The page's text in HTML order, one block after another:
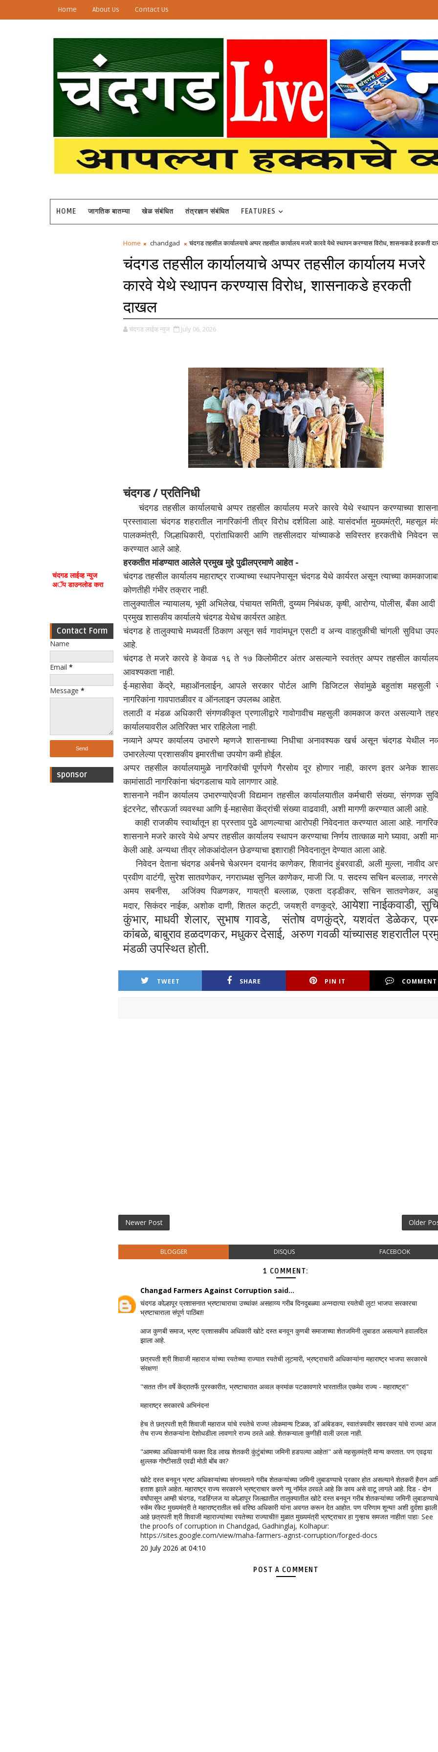
Home About Us Contact Us
HOME जागतिक बातम्या खेळ संबंधित तंत्रज्ञान संबंधित FEATURES
चंदगड लाईव्ह न्युज
अॅप डाउनलोड करा
Contact Form
Name
Email *
Message *
sponsor
Home chandgad चंदगड तहसील कार्यालयाचे अप्पर तहसील कार्यालय मजरे कारवे येथे स्थापन करण्यास विरोध, शासनाकडे हरकती
चंदगड तहसील कार्यालयाचे अप्पर तहसील कार्यालय मजरे
कारवे येथे स्थापन करण्यास विरोध, शासनाकडे हरकती
दाखल
चंदगड लाईव्ह न्युज July 06, 2026
चंदगड / प्रतिनिधी
चंदगड तहसील कार्यालयाचे अप्पर तहसील कार्यालय मजरे कारवे येथे स्थापन करण्याच्या
प्रस्तावाला चंदगड शहरातील नागरिकांनी तीव्र विरोध दर्शविला आहे. यासंदर्भात मुख्यमंत्री, महसूल
पालकमंत्री, जिल्हाधिकारी, प्रांताधिकारी आणि तहसीलदार यांच्याकडे सविस्तर हरकतीचे निवेदन
करण्यात आले आहे.
हरकतीत मांडण्यात आलेले प्रमुख मुद्दे पुढीलप्रमाणे आहेत -
चंदगड तहसील कार्यालय महाराष्ट्र राज्याच्या स्थापनेपासून चंदगड येथे कार्यरत असून त्याच्या
कोणतीही गंभीर तक्रार नाही.
तालुक्यातील न्यायालय, भूमी अभिलेख, पंचायत समिती, दुय्यम निबंधक, कृषी, आरोग्य, पोलीस, बँका आदी
प्रमुख शासकीय कार्यालये चंदगड येथेच कार्यरत आहेत.
चंदगड हे तालुक्याचे मध्यवर्ती ठिकाण असून सर्व गावांमधून एसटी व अन्य वाहतुकीची चांगली सुविधा
आहे.
चंदगड ते मजरे कारवे हे केवळ १६ ते १७ किलोमीटर अंतर असल्याने स्वतंत्र अप्पर तहसील
आवश्यकता नाही.
ई-महासेवा केंद्रे, महाऑनलाईन, आपले सरकार पोर्टल आणि डिजिटल सेवांमुळे बहुतांश महसुली
नागरिकांना गावपातळीवर व ऑनलाइन उपलब्ध आहेत.
तलाठी व मंडळ अधिकारी संगणकीकृत प्रणालीद्वारे गावोगावीच महसुली कामकाज करत असल्याने
कार्यालयावरील अतिरिक्त भार राहिलेला नाही.
नव्याने अप्पर कार्यालय उभारणे म्हणजे शासनाच्या निधीचा अनावश्यक खर्च असून चंदगड येथील
उभारलेल्या प्रशासकीय इमारतीचा उपयोग कमी होईल.
अप्पर तहसील कार्यालयामुळे नागरिकांची पूर्णपणे गैरसोय दूर होणार नाही, कारण इतर अनेक
कामांसाठी नागरिकांना चंदगडलाच यावे लागणार आहे.
शासनाने नवीन कार्यालय उभारण्याऐवजी विद्यमान तहसील कार्यालयातील कर्मचारी संख्या, संगणक
इंटरनेट, सौरऊर्जा व्यवस्था आणि ई-महासेवा केंद्रांची संख्या वाढवावी, अशी मागणी करण्यात आली आहे.
काही राजकीय स्वार्थातून हा प्रस्ताव पुढे आणल्याचा आरोपही निवेदनात करण्यात आला आहे.
शासनाने मजरे कारवे येथे अप्पर तहसील कार्यालय स्थापन करण्याचा निर्णय तात्काळ मागे घ्यावा, अशी
केली आहे. अन्यथा तीव्र लोकआंदोलन छेडण्याचा इशाराही निवेदनातून देण्यात आला आहे.
निवेदन देताना चंदगड अर्बनचे चेअरमन दयानंद काणेकर, शिवानंद हुंबरवाडी, अली मुल्ला, नावीद
प्रवीण वाटंगी, सुरेश सातवणेकर,नगराध्यक्ष सुनिल काणेकर, माजी जि. प. सदस्य सचिन बल्लाळ,
अमय सबनीस,
अजिंक्य पिळणकर, गायत्रीबल्लाळ,एकता दड्डीकर, सचिन सातवणेकर,
मदार, सिकंदर नाईक, अशोक दाणी, शितल कट्टी, जयश्री वणकुद्रे, आयेशा नाईकवाडी,
कुंभार, माधवी शेलार, सुभाष गावडे, संतोष वणकुंद्रे, यशवंत डेळेकर,
कांबळे, बाबुराव हळदणकर, मधुकर देसाई, अरुण गवळी यांच्यासह शहरातील
मंडळी उपस्थित होती.
TWEET SHARE PIN IT COMMENT
Newer Post Older
BLOGGER DISQUS FACEBOOK
1 COMMENT:
Changad Farmers Against Corruption said...
चंदगड कोल्हापूर प्रशासनात भ्रष्टाचाराचा उच्चांक! असहाय्य गरीब दिनदुबळ्या अन्नदात्या रयतेची लुट! भाजपा सरकारचा
भ्रष्टाचाराला संपूर्ण पाठिंबा!!
आज कुणबी समाज, भ्रष्ट प्रशासकीय अधिकारी खोटे दस्त बनवून कुणबी समाजाच्या शेतजमिनी लुबाडत असल्याने हवालदिल
झाला आहे.
छत्रपती श्री शिवाजी महाराज यांच्या रयतेच्या राज्यात रयतेची लूटमारी, भ्रष्ट्राचारी अधिकाऱ्यांना महाराष्ट्र भाजपा सरकारचे
संरक्षण!
"सतत तीन वर्षे केंद्रातर्फे पुरस्कारीत, भ्रष्टाचारात अव्वल क्रमांक पटकावणारे भारतातील एकमेव राज्य - महाराष्ट्र!"
महाराष्ट्र सरकारचे अभिनंदन!
हेच ते छत्रपती श्री शिवाजी महाराज यांचे रयतेचे राज्य! लोकमान्य टिळक, डॉ आंबेडकर, स्वातंत्र्यवीर सावरकर यांचे राज्य! आज
तेच राज्य शेतकऱ्यांना देशोधडीला लावणारे राज्य ठरले आहे. शेतकऱ्याला कुणीही वाली उरला नाही.
"आमच्या अधिकाऱ्यांनी फक्त दिड लाख शेतकरी कुंटुंबांच्या जमिनी हडपल्या आहेत!" असे महसुलमंत्री मान्य करतात. पण एवढ्या
क्षुल्लक गोष्टीसाठी एवढी मोठी बोंब का?
खोटे दस्त बनवून भ्रष्ट अधिकाऱ्यांच्या संगनमताने गरीब शेतकऱ्यांच्या जमिनी लुबाडण्याचे प्रकार होत असल्याने शेतकरी हैरान
हताश झाले आहेत. महाराष्ट्र राज्य सरकारने भ्रष्ट्राचार करणे न्यू नॉर्मल ठरवले आहे कि काय असे वाटू लागले आहे. दिड - दोन
वर्षांपासून आम्ही चंदगड, गडहिंग्लज या कोल्हापूर जिल्ह्यातील तालुक्यातील खोटे दस्त बनवून गरीब शेतकऱ्यांच्या जमिनी लुबाडण्याचे
स्कॅम रॅकेट मुख्यमंत्री ते महाराष्ट्रातील सर्व वरिष्ठ अधिकारी यांना अवगत करून देत आहोत. पण परिणाम शून्य!! अशी दुर्दशा झाली
आहे छत्रपती श्री शिवाजी महाराज्यांच्या रयतेच्या राज्याची!!! मुळात मुख्यमंत्री भ्रष्ट्राचार हा गुन्हाच समजत नाहीत! पाहाः See
the proofs of corruption in Chandgad, Gadhinglaj, Kolhapur:
https://sites.google.com/view/maha-farmers-agnst-corruption/forged-docs
20 July 2026 at 04:10
POST A COMMENT